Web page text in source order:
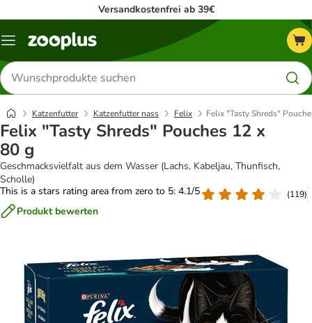
Versandkostenfrei ab 39€
Menü
Produkte
suchen
Katzenfutter Katzenfutter nass Felix Felix "Tasty Shreds"
Felix "Tasty Shreds" Pouches 12 x
80 g
Geschmacksvielfalt aus dem Wasser (Lachs, Kabeljau, Thunfisch,
Scholle)
This is a stars rating area from zero to 5: 4.1/5
(119)
Produkt bewerten